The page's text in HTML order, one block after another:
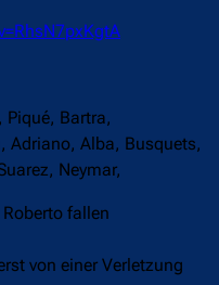
Piqué, Bartra,
Adriano, Alba, Busquets,
Neymar,
fallen
von einer Verletzung